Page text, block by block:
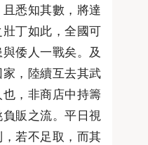
悉知其數，將達
丁如此，全國可
倭人一戰矣。及
，陸續互去其武
，非商店中持籌
販之流。平日視
若不足取，而其